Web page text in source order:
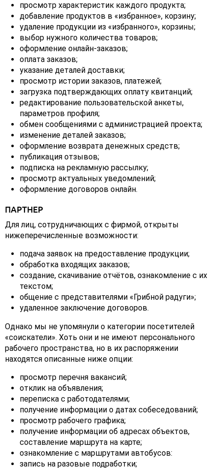
просмотр характеристик каждого продукта;
добавление продуктов в «избранное», корзину;
удаление продукции из «избранного», корзины;
выбор нужного количества товаров;
оформление онлайн-заказов;
оплата заказов;
указание деталей доставки;
просмотр истории заказов, платежей;
загрузка подтверждающих оплату квитанций;
редактирование пользовательской анкеты,
параметров профиля;
обмен сообщениями с администрацией проекта;
изменение деталей заказов;
оформление возврата денежных средств;
публикация отзывов;
подписка на рекламную рассылку;
просмотр актуальных уведомлений;
оформление договоров онлайн.
ПАРТНЕР
Для лиц, сотрудничающих с фирмой, открыты
нижеперечисленные возможности:
подача заявок на предоставление продукции;
обработка входящих заказов;
создание, скачивание отчётов, ознакомление с их
текстом;
общение с представителями «Грибной радуги»;
удаленное заключение договоров.
Однако мы не упомянули о категории посетителей
«соискатели». Хоть они и не имеют персонального
рабочего пространства, но в их распоряжении
находятся описанные ниже опции:
просмотр перечня вакансий;
отклик на объявления;
переписка с работодателями;
получение информации о датах собеседований;
просмотр рабочего графика;
получение информации об адресах объектов,
составление маршрута на карте;
ознакомление с маршрутами автобусов:
запись на разовые подработки;